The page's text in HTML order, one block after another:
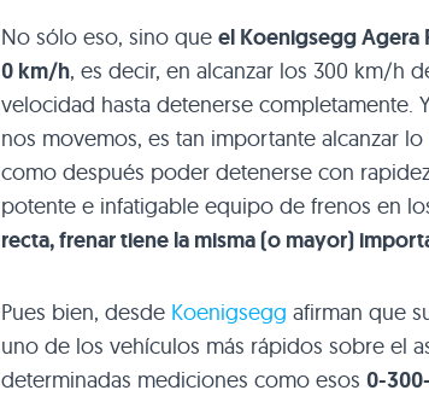
No sólo eso, sino que el Koenigsegg Agera
0 km/h, es decir, en alcanzar los 300 km/h
velocidad hasta detenerse completamente.
nos movemos, es tan importante alcanzar
como después poder detenerse con
potente e infatigable equipo de frenos en
recta, frenar tiene la misma (o mayor)
Pues bien, desde Koenigsegg afirman que
uno de los vehículos más rápidos sobre el
determinadas mediciones como esos 0-